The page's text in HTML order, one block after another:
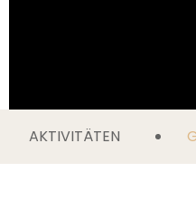
AKTIVITÄTEN